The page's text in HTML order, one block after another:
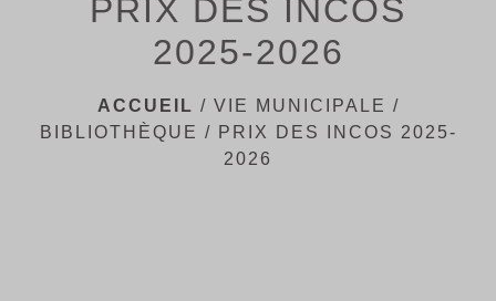
PRIX DES INCOS
2025-2026
ACCUEIL / VIE MUNICIPALE /
BIBLIOTHÈQUE / PRIX DES INCOS 2025-
2026